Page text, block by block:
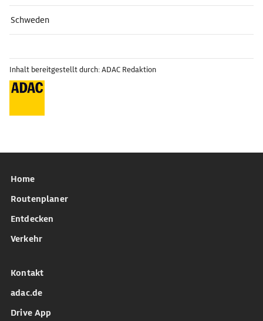
Schweden
Inhalt bereitgestellt durch: ADAC Redaktion
Home
Routenplaner
Entdecken
Verkehr
Kontakt
adac.de
Drive App